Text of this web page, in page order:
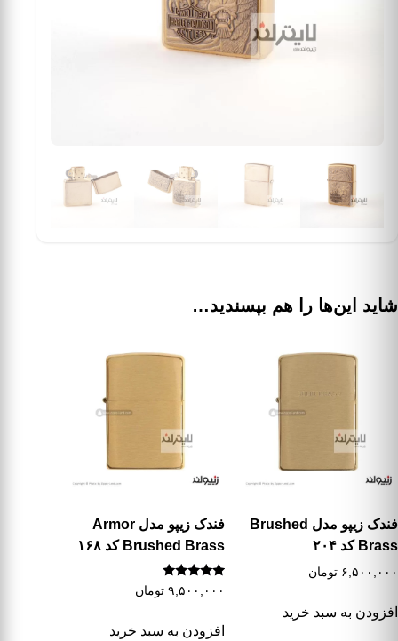
شاید این‌ها را هم بپسندید…
فندک زیپو مدل Brushed
Brass کد ۲۰۴
۶,۵۰۰,۰۰۰ تومان
افزودن به سبد خرید
فندک زیپو مدل Armor
Brushed Brass کد ۱۶۸
نمره
۹,۵۰۰,۰۰۰ تومان
افزودن به سبد خرید